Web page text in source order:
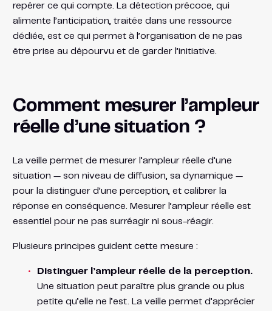
repérer ce qui compte. La détection précoce, qui
alimente l’anticipation, traitée dans une ressource
dédiée, est ce qui permet à l’organisation de ne pas
être prise au dépourvu et de garder l’initiative.
Comment mesurer l’ampleur
réelle d’une situation ?
La veille permet de mesurer l’ampleur réelle d’une
situation — son niveau de diffusion, sa dynamique —
pour la distinguer d’une perception, et calibrer la
réponse en conséquence. Mesurer l’ampleur réelle est
essentiel pour ne pas surréagir ni sous-réagir.
Plusieurs principes guident cette mesure :
Distinguer l’ampleur réelle de la perception.
Une situation peut paraître plus grande ou plus
petite qu’elle ne l’est. La veille permet d’apprécier